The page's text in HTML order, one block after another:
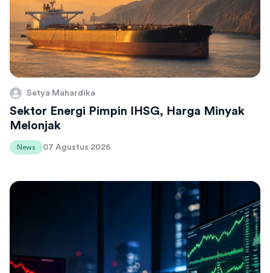
Setya Mahardika
Sektor Energi Pimpin IHSG, Harga Minyak
Melonjak
News 07 Agustus 2026